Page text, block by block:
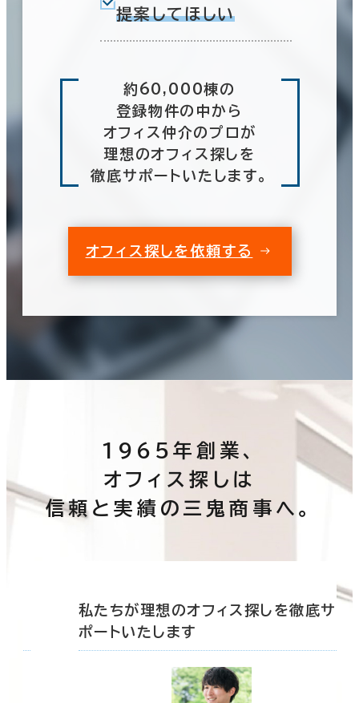
提案してほしい
約60,000棟の
登録物件の中から
オフィス仲介のプロが
理想のオフィス探しを
徹底サポートいたします。
オフィス探しを依頼する
1965年創業、
オフィス探しは
信頼と実績の三鬼商事へ。
私たちが理想のオフィス探しを徹底サ
ポートいたします